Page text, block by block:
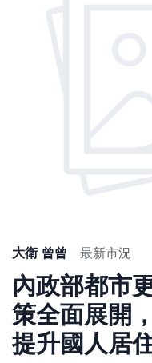
大衛 曾曾 最新市況
內政部都市
策全面展開
提升國人居